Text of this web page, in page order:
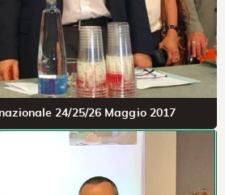
24/25/26 Maggio 2017